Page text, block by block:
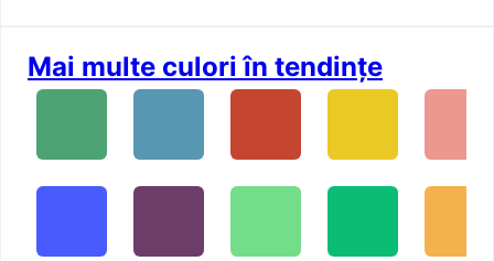
Mai multe culori în tendințe